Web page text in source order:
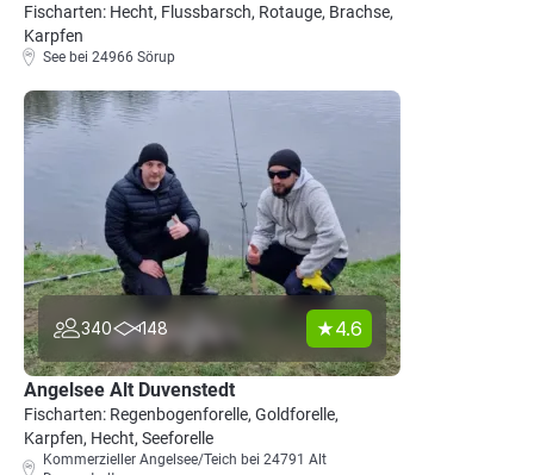
Fischarten: Hecht, Flussbarsch, Rotauge, Brachse,
Karpfen
See bei 24966 Sörup
340 148 4.6
Angelsee Alt Duvenstedt
Fischarten: Regenbogenforelle, Goldforelle,
Karpfen, Hecht, Seeforelle
Kommerzieller Angelsee/Teich bei 24791 Alt